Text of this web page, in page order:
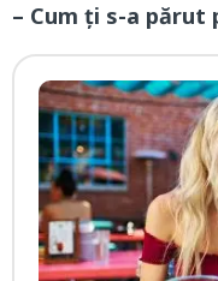
– Cum ți s-a